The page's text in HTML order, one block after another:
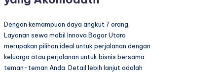
Dengan kemampuan daya angkut 7 orang,
Layanan sewa mobil Innova Bogor Utara
merupakan pilihan ideal untuk perjalanan dengan
keluarga atau perjalanan untuk bisnis bersama
teman-teman Anda. Detail lebih lanjut adalah